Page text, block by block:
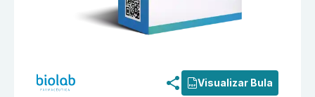
Visualizar Bula